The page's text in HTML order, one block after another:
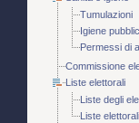
Tumulazioni
Igiene
Permessi di
Commissione
Liste elettorali
Liste degli
Liste